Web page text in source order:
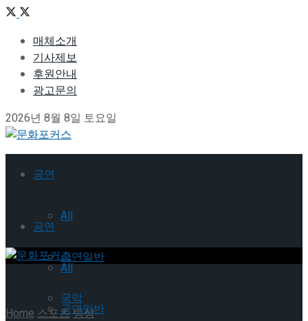
매체소개
기사제보
후원안내
광고문의
2026년 8월 8일 토요일
공연
All
공연일반
국악
공연
All
공연일반
Home스포츠빙상